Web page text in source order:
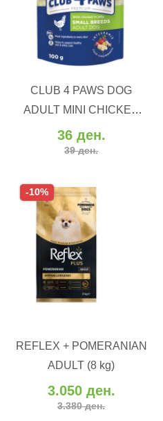
CLUB 4 PAWS DOG
ADULT MINI CHICKEN
(100 gr.)
36 ден.
39 ден.
ВО КОШНИЧКА
Додај во желби
Додај за споредба
-10%
REFLEX + POMERANIAN
ADULT (8 kg)
3.050 ден.
3.380 ден.
Додај во желби
Додај за споредба